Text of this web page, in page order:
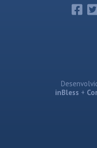
inBless +